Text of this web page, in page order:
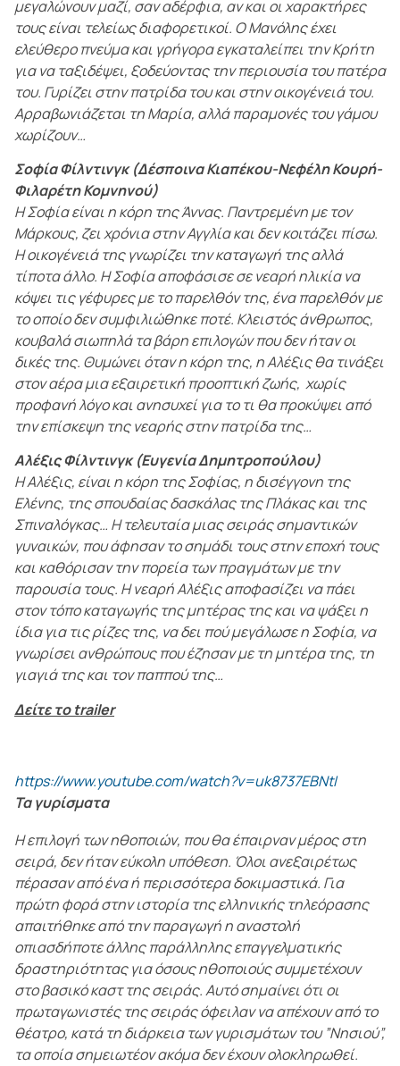
μεγαλώνουν μαζί, σαν αδέρφια, αν και οι χαρακτήρες
τους είναι τελείως διαφορετικοί. Ο Μανόλης έχει
ελεύθερο πνεύμα και γρήγορα εγκαταλείπει την Κρήτη
για να ταξιδέψει, ξοδεύοντας την περιουσία του πατέρα
του. Γυρίζει στην πατρίδα του και στην οικογένειά του.
Αρραβωνιάζεται τη Μαρία, αλλά παραμονές του γάμου
χωρίζουν…
Σοφία Φίλντινγκ (Δέσποινα Κιαπέκου-Νεφέλη Κουρή-
Φιλαρέτη Κομνηνού)
Η Σοφία είναι η κόρη της Άννας. Παντρεμένη με τον
Μάρκους, ζει χρόνια στην Αγγλία και δεν κοιτάζει πίσω.
Η οικογένειά της γνωρίζει την καταγωγή της αλλά
τίποτα άλλο. Η Σοφία αποφάσισε σε νεαρή ηλικία να
κόψει τις γέφυρες με το παρελθόν της, ένα παρελθόν με
το οποίο δεν συμφιλιώθηκε ποτέ. Κλειστός άνθρωπος,
κουβαλά σιωπηλά τα βάρη επιλογών που δεν ήταν οι
δικές της. Θυμώνει όταν η κόρη της, η Αλέξις θα τινάξει
στον αέρα μια εξαιρετική προοπτική ζωής, χωρίς
προφανή λόγο και ανησυχεί για το τι θα προκύψει από
την επίσκεψη της νεαρής στην πατρίδα της…
Αλέξις Φίλντινγκ (Ευγενία Δημητροπούλου)
Η Αλέξις, είναι η κόρη της Σοφίας, η δισέγγονη της
Ελένης, της σπουδαίας δασκάλας της Πλάκας και της
Σπιναλόγκας… Η τελευταία μιας σειράς σημαντικών
γυναικών, που άφησαν το σημάδι τους στην εποχή τους
και καθόρισαν την πορεία των πραγμάτων με την
παρουσία τους. Η νεαρή Αλέξις αποφασίζει να πάει
στον τόπο καταγωγής της μητέρας της και να ψάξει η
ίδια για τις ρίζες της, να δει πού μεγάλωσε η Σοφία, να
γνωρίσει ανθρώπους που έζησαν με τη μητέρα της, τη
γιαγιά της και τον παππού της…
Δείτε το trailer
https://www.youtube.com/watch?v=uk8737EBNtI
Τα γυρίσματα
Η επιλογή των ηθοποιών, που θα έπαιρναν μέρος στη
σειρά, δεν ήταν εύκολη υπόθεση. Όλοι ανεξαιρέτως
πέρασαν από ένα ή περισσότερα δοκιμαστικά. Για
πρώτη φορά στην ιστορία της ελληνικής τηλεόρασης
απαιτήθηκε από την παραγωγή η αναστολή
οπιασδήποτε άλλης παράλληλης επαγγελματικής
δραστηριότητας για όσους ηθοποιούς συμμετέχουν
στο βασικό καστ της σειράς. Αυτό σημαίνει ότι οι
πρωταγωνιστές της σειράς όφειλαν να απέχουν από το
θέατρο, κατά τη διάρκεια των γυρισμάτων του ”Νησιού”,
τα οποία σημειωτέον ακόμα δεν έχουν ολοκληρωθεί.